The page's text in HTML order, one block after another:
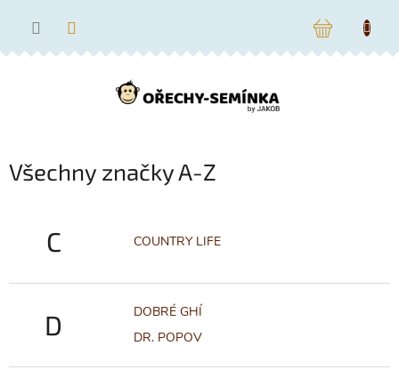
NÁKUPNÍ
Všechny značky A-Z
C COUNTRY LIFE
D
DOBRÉ GHÍ
DR. POPOV